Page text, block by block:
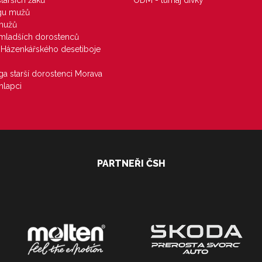
mužů
dorostenců
desetiboje
starší dorostenci Morava
PARTNEŘI ČSH